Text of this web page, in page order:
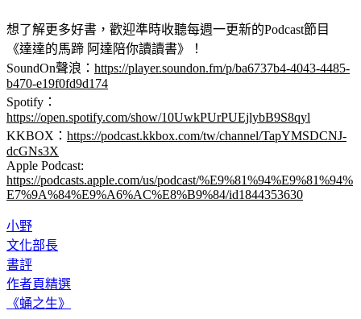
想了解更多好書，歡迎準時收聽每週一更新的Podcast節目
《達達的馬蹄 阿達陪你讀讀書》！
SoundOn聲浪： https://player.soundon.fm/p/ba6737b4-4043-4485-
b470-e19f0fd9d174
Spotify：
https://open.spotify.com/show/10UwkPUrPUEjlybB9S8qyl
KKBOX： https://podcast.kkbox.com/tw/channel/TapYMSDCNJ-
dcGNs3X
https://podcasts.apple.com/us/podcast/%E9%81%94%E9%81%94%
E7%9A%84%E9%A6%AC%E8%B9%84/id1844353630
小野
文化部長
書評
作者頁精選
《蛹之生》